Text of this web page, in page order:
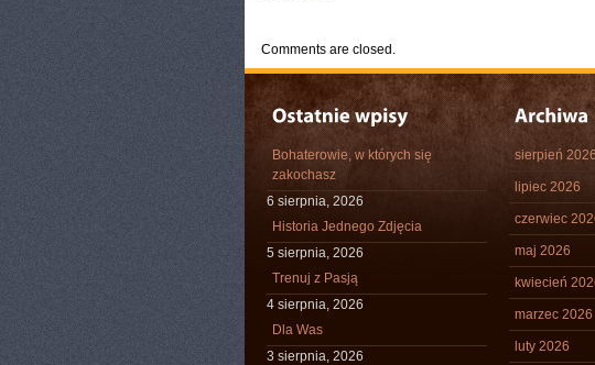
Comments are closed.
Bohaterowie, w których się
zakochasz
6 sierpnia, 2026
Historia Jednego Zdjęcia
5 sierpnia, 2026
Trenuj z Pasją
4 sierpnia, 2026
Dla Was
3 sierpnia, 2026
sierpień 2026
lipiec 2026
czerwiec
maj 2026
kwiecień
marzec 2026
luty 2026